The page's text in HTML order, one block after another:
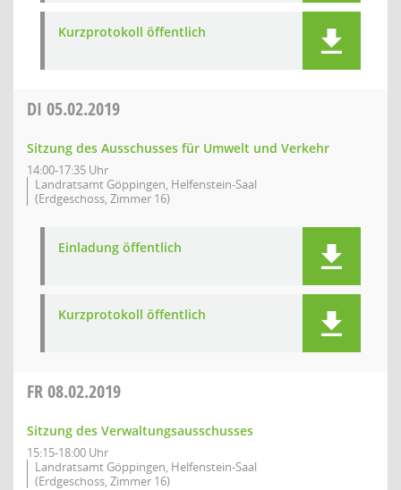
Kurzprotokoll öffentlich
DI 05.02.2019
Sitzung des Ausschusses für Umwelt und Verkehr
14:00-17:35 Uhr
Landratsamt Göppingen, Helfenstein-Saal
(Erdgeschoss, Zimmer 16)
Einladung öffentlich
Kurzprotokoll öffentlich
FR08.02.2019
Sitzung des Verwaltungsausschusses
15:15-18:00 Uhr
Landratsamt Göppingen, Helfenstein-Saal
(Erdgeschoss, Zimmer 16)